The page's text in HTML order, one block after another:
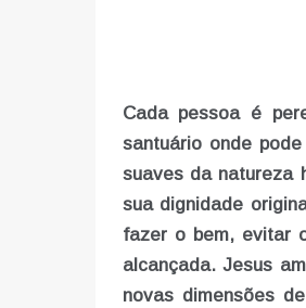
Cada pessoa é
santuário onde
suaves da natureza
sua dignidade
fazer o bem, evitar
alcançada. Jesus
novas dimensões